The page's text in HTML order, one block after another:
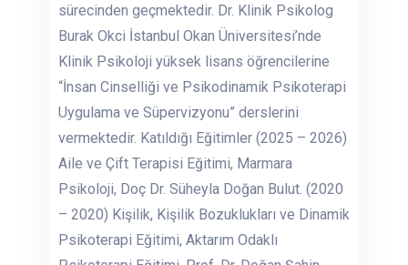
sürecinden geçmektedir. Dr. Klinik Psikolog
Burak Okci İstanbul Okan Üniversitesi’nde
Klinik Psikoloji yüksek lisans öğrencilerine
“İnsan Cinselliği ve Psikodinamik Psikoterapi
Uygulama ve Süpervizyonu” derslerini
vermektedir. Katıldığı Eğitimler (2025 – 2026)
Aile ve Çift Terapisi Eğitimi, Marmara
Psikoloji, Doç Dr. Süheyla Doğan Bulut. (2020
– 2020) Kişilik, Kişilik Bozuklukları ve Dinamik
Psikoterapi Eğitimi, Aktarım Odaklı